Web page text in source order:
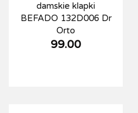
damskie klapki
BEFADO 132D006 Dr
Orto
99.00